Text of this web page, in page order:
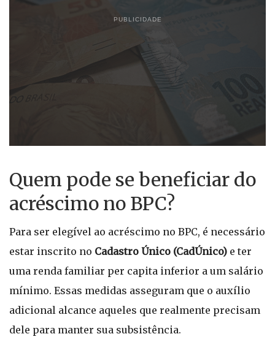
PUBLICIDADE
Quem pode se beneficiar do
acréscimo no BPC?
Para ser elegível ao acréscimo no BPC, é necessário
estar inscrito no Cadastro Único (CadÚnico) e ter
uma renda familiar per capita inferior a um salário
mínimo. Essas medidas asseguram que o auxílio
adicional alcance aqueles que realmente precisam
dele para manter sua subsistência.